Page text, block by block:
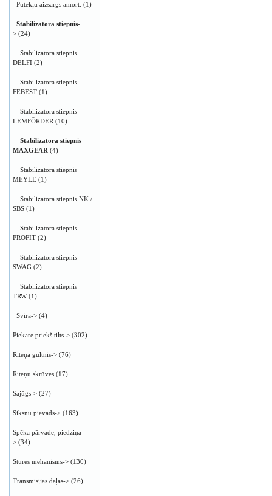
Putekļu aizsargs amort. (1)
Stabilizatora stiepnis-
> (24)
Stabilizatora stiepnis
DELFI (2)
Stabilizatora stiepnis
FEBEST (1)
Stabilizatora stiepnis
LEMFÖRDER (10)
Stabilizatora stiepnis
MAXGEAR (4)
Stabilizatora stiepnis
MEYLE (1)
Stabilizatora stiepnis NK /
SBS (1)
Stabilizatora stiepnis
PROFIT (2)
Stabilizatora stiepnis
SWAG (2)
Stabilizatora stiepnis
TRW(1)
Svira-> (4)
Piekare priekš.tilts-> (302)
Riteņa gultnis-> (76)
Riteņu skrūves (17)
Sajūgs-> (27)
Siksnu pievads-> (163)
Spēka pārvade, piedziņa-
> (34)
Stūres mehānisms-> (130)
Transmisijas daļas-> (26)